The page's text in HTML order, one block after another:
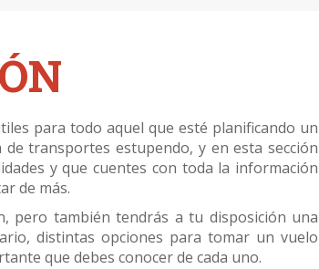
para todo aquel que esté planificando un
transportes estupendo, y en esta sección
y que cuentes con toda la información
de más.
pero también tendrás a tu disposición una
distintas opciones para tomar un vuelo
que debes conocer de cada uno.